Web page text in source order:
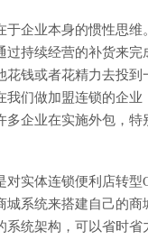
业本身的惯性思维
过持续经营的补货来
花钱或者花精力去投
我们做加盟连锁的企
多企业在实施外包，
体连锁便利店转型
城系统来搭建自己的
系统架构，可以省时省